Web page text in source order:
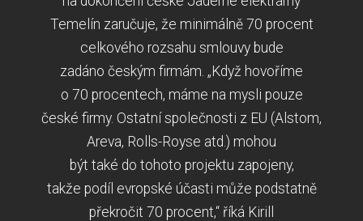
Temelín zaručuje, že minimálně 70 procent
celkového rozsahu smlouvy bude
zadáno českým firmám. „Když hovoříme
o 70 procentech, máme na mysli pouze
české firmy. Ostatní společnosti z EU (Alstom,
Areva, Rolls-Royse atd.) mohou
být také do tohoto projektu zapojeny,
takže podíl evropské účasti může podstatně
překročit 70 procent,“ říká Kirill